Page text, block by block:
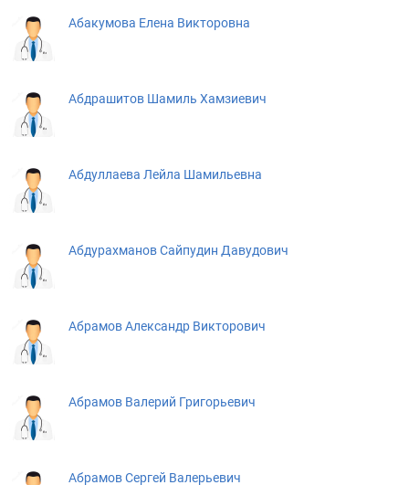
Абакумова Елена Викторовна
Абдрашитов Шамиль Хамзиевич
Абдуллаева Лейла Шамильевна
Абдурахманов Сайпудин Давудович
Абрамов Александр Викторович
Абрамов Валерий Григорьевич
Абрамов Сергей Валерьевич